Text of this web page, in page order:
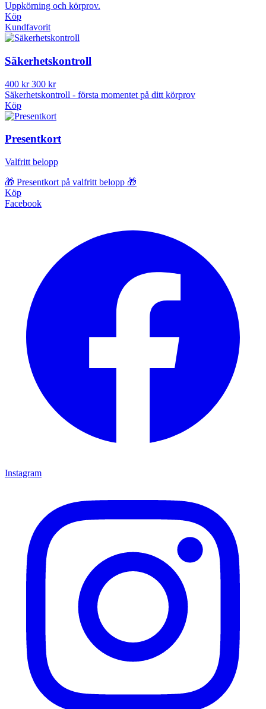
Uppkörning och körprov.
Köp
Kundfavorit
Säkerhetskontroll
400 kr300 kr
Säkerhetskontroll - första momentet på ditt körprov
Köp
Presentkort
Valfritt belopp
🎁 Presentkort på valfritt belopp 🎁
Köp
Facebook
Instagram